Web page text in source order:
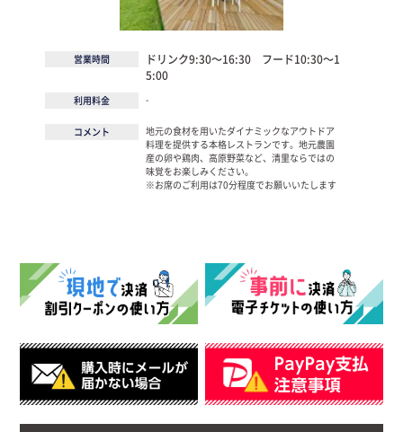
営業時間
ドリンク9:30～16:30 フード10:30～1
5:00
利用料金 -
コメント
地元の食材を用いたダイナミックなアウトドア
料理を提供する本格レストランです。地元農園
産の卵や鶏肉、高原野菜など、清里ならではの
味覚をお楽しみください。
※お席のご利用は70分程度でお願いいたします